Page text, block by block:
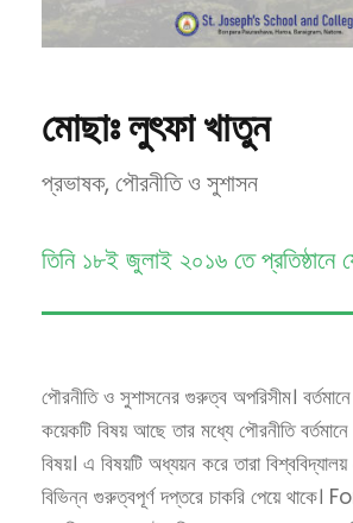
মোছাঃ লুৎফা খাতুন
প্রভাষক, পৌরনীতি ও সুশাসন
তিনি ১৮ই জুলাই ২০১৬ তে প্রতিষ্ঠানে
পৌরনীতি ও সুশাসনের গুরুত্ব অপরিসীম। বর্তমানে
কয়েকটি বিষয় আছে তার মধ্যে পৌরনীতি
বিষয়। এ বিষয়টি অধ্যয়ন করে তারা
বিভিন্ন গুরুত্বপূর্ণ দপ্তরে চাকরি পেয়ে